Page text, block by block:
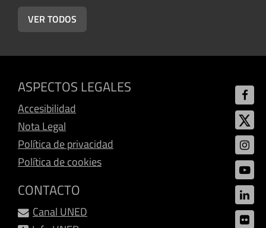
VER TODOS
ASPECTOS LEGALES
Accesibilidad
Nota Legal
Política de privacidad
Política de cookies
CONTACTO
Canal UNED